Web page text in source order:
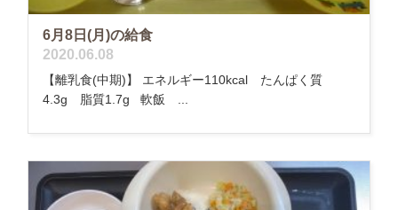
6月8日(月)の給食
2020.06.08
【離乳食(中期)】 エネルギー110kcal たんぱく質
4.3g 脂質1.7g 軟飯 ...